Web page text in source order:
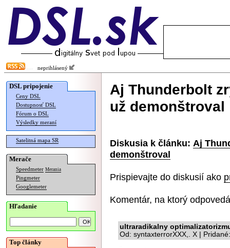
neprihlásený
DSL pripojenie
Ceny DSL
Dostupnosť DSL
Fórum o DSL
Výsledky meraní
Satelitná mapa SR
Merače
Speedmeter Merania
Pingmeter
Googlemeter
Hľadanie
Top články
Aj Thunderbolt
už demonštroval
Diskusia k článku: Aj
demonštroval
Prispievajte do diskusií ako
Komentár, na ktorý
ultraradikalny
Od: syntaxterrorXXX,. X |